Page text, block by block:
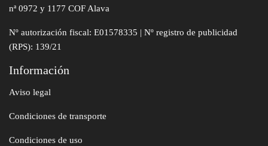
nª 0972 y 1177 COF Alava
Nº autorización fiscal: E01578335 | Nº registro de publicidad
(RPS): 139/21
Información
Aviso legal
Condiciones de transporte
Condiciones de uso